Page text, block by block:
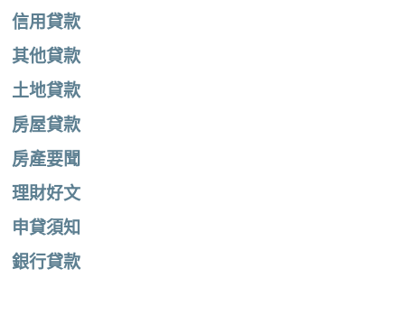
信用貸款
其他貸款
土地貸款
房屋貸款
房產要聞
理財好文
申貸須知
銀行貸款